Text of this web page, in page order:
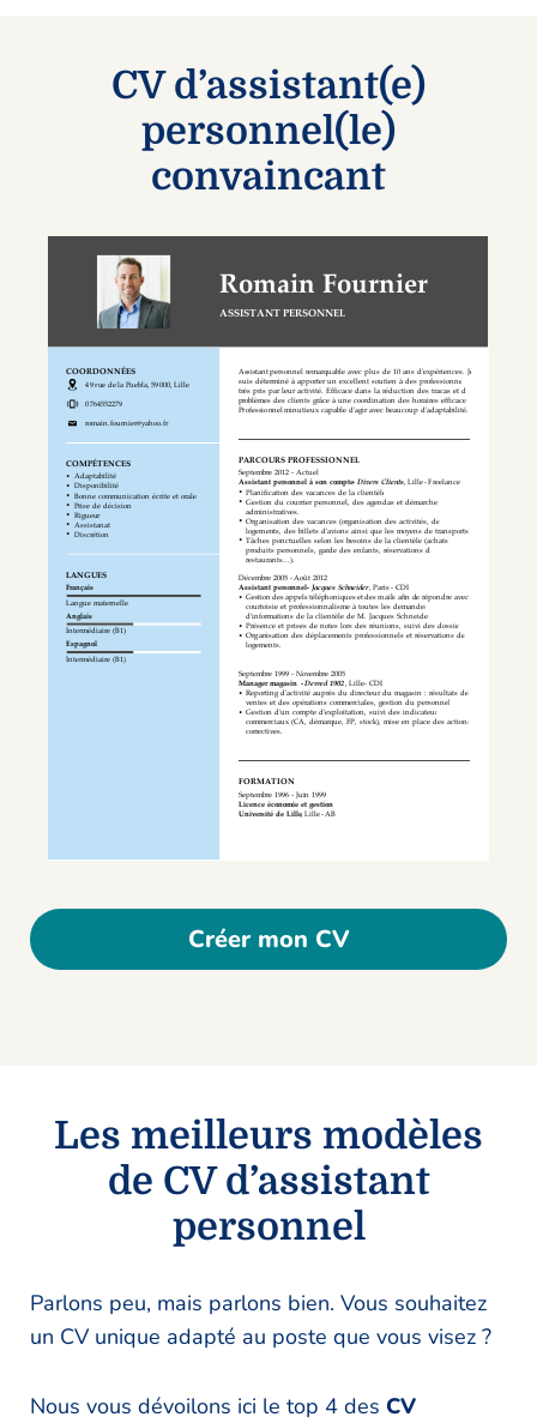
CV d’assistant(e)
personnel(le)
convaincant
Créer mon CV
Les meilleurs modèles
de CV d’assistant
personnel
Parlons peu, mais parlons bien. Vous souhaitez
un CV unique adapté au poste que vous visez ?
Nous vous dévoilons ici le top 4 des CV